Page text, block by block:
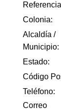
Colonia:
Alcaldía /
Municipio:
Estado:
Código
Teléfono:
Correo